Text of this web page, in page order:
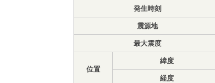
発生時刻
震源地
最大震度
位置
緯度
経度